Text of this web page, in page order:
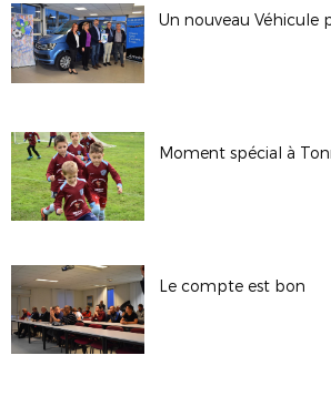
Moment spécial à
Le compte est bon